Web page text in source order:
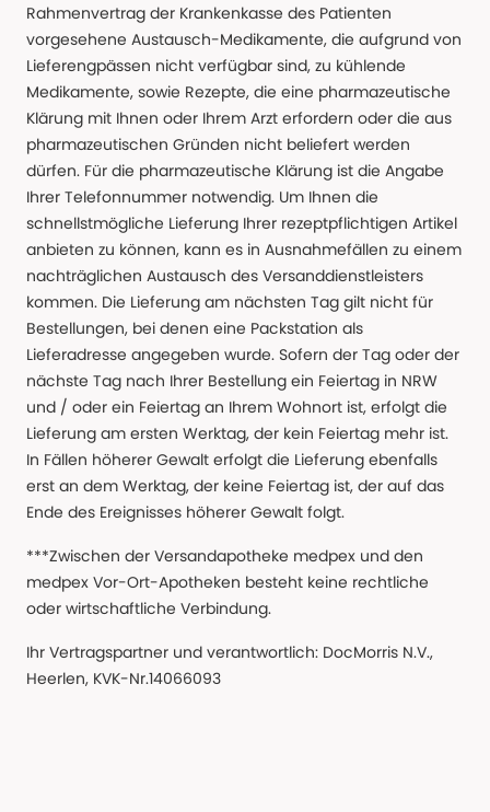
Rahmenvertrag der Krankenkasse des Patienten
vorgesehene Austausch-Medikamente, die aufgrund von
Lieferengpässen nicht verfügbar sind, zu kühlende
Medikamente, sowie Rezepte, die eine pharmazeutische
Klärung mit Ihnen oder Ihrem Arzt erfordern oder die aus
pharmazeutischen Gründen nicht beliefert werden
dürfen. Für die pharmazeutische Klärung ist die Angabe
Ihrer Telefonnummer notwendig. Um Ihnen die
schnellstmögliche Lieferung Ihrer rezeptpflichtigen Artikel
anbieten zu können, kann es in Ausnahmefällen zu einem
nachträglichen Austausch des Versanddienstleisters
kommen. Die Lieferung am nächsten Tag gilt nicht für
Bestellungen, bei denen eine Packstation als
Lieferadresse angegeben wurde. Sofern der Tag oder der
nächste Tag nach Ihrer Bestellung ein Feiertag in NRW
und / oder ein Feiertag an Ihrem Wohnort ist, erfolgt die
Lieferung am ersten Werktag, der kein Feiertag mehr ist.
In Fällen höherer Gewalt erfolgt die Lieferung ebenfalls
erst an dem Werktag, der keine Feiertag ist, der auf das
Ende des Ereignisses höherer Gewalt folgt.
***Zwischen der Versandapotheke medpex und den
medpex Vor-Ort-Apotheken besteht keine rechtliche
oder wirtschaftliche Verbindung.
Ihr Vertragspartner und verantwortlich: DocMorris N.V.,
Heerlen, KVK-Nr.14066093